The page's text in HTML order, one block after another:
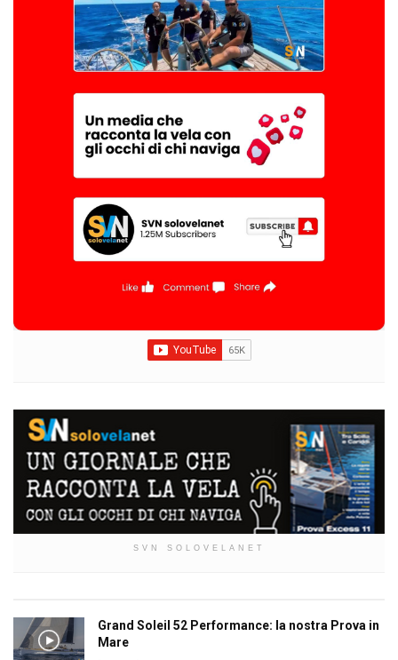
SVN SOLOVELANET
Grand Soleil 52 Performance: la nostra Prova in
Mare